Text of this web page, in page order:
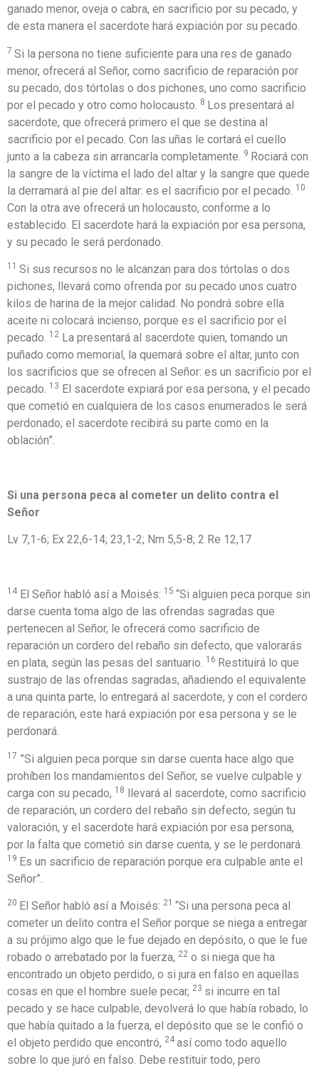
ganado menor, oveja o cabra, en sacrificio por su pecado, y
de esta manera el sacerdote hará expiación por su pecado.
7 Si la persona no tiene suficiente para una res de ganado
menor, ofrecerá al Señor, como sacrificio de reparación por
su pecado, dos tórtolas o dos pichones, uno como sacrificio
por el pecado y otro como holocausto. 8 Los presentará al
sacerdote, que ofrecerá primero el que se destina al
sacrificio por el pecado. Con las uñas le cortará el cuello
junto a la cabeza sin arrancarla completamente. 9 Rociará con
la sangre de la víctima el lado del altar y la sangre que quede
la derramará al pie del altar: es el sacrificio por el pecado. 10
Con la otra ave ofrecerá un holocausto, conforme a lo
establecido. El sacerdote hará la expiación por esa persona,
y su pecado le será perdonado.
11 Si sus recursos no le alcanzan para dos tórtolas o dos
pichones, llevará como ofrenda por su pecado unos cuatro
kilos de harina de la mejor calidad. No pondrá sobre ella
aceite ni colocará incienso, porque es el sacrificio por el
pecado. 12 La presentará al sacerdote quien, tomando un
puñado como memorial, la quemará sobre el altar, junto con
los sacrificios que se ofrecen al Señor: es un sacrificio por el
pecado. 13 El sacerdote expiará por esa persona, y el pecado
que cometió en cualquiera de los casos enumerados le será
perdonado; el sacerdote recibirá su parte como en la
oblación”.
Si una persona peca al cometer un delito contra el
Señor
Lv 7,1-6; Ex 22,6-14; 23,1-2; Nm 5,5-8; 2 Re 12,17
14 El Señor habló así a Moisés: 15 “Si alguien peca porque sin
darse cuenta toma algo de las ofrendas sagradas que
pertenecen al Señor, le ofrecerá como sacrificio de
reparación un cordero del rebaño sin defecto, que valorarás
en plata, según las pesas del santuario. 16 Restituirá lo que
sustrajo de las ofrendas sagradas, añadiendo el equivalente
a una quinta parte, lo entregará al sacerdote, y con el cordero
de reparación, este hará expiación por esa persona y se le
perdonará.
17 ”Si alguien peca porque sin darse cuenta hace algo que
prohíben los mandamientos del Señor, se vuelve culpable y
carga con su pecado, 18 llevará al sacerdote, como sacrificio
de reparación, un cordero del rebaño sin defecto, según tu
valoración, y el sacerdote hará expiación por esa persona,
por la falta que cometió sin darse cuenta, y se le perdonará.
19 Es un sacrificio de reparación porque era culpable ante el
Señor”.
20 El Señor habló así a Moisés: 21 “Si una persona peca al
cometer un delito contra el Señor porque se niega a entregar
a su prójimo algo que le fue dejado en depósito, o que le fue
robado o arrebatado por la fuerza, 22 o si niega que ha
encontrado un objeto perdido, o si jura en falso en aquellas
cosas en que el hombre suele pecar, 23 si incurre en tal
pecado y se hace culpable, devolverá lo que había robado, lo
que había quitado a la fuerza, el depósito que se le confió o
el objeto perdido que encontró, 24 así como todo aquello
sobre lo que juró en falso. Debe restituir todo, pero